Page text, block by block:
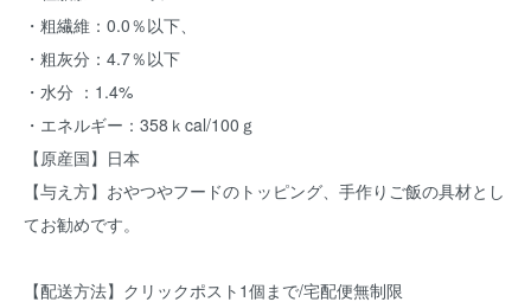
・粗繊維：0.0％以下、
・粗灰分：4.7％以下
・水分 ：1.4%
・エネルギー：358ｋcal/100ｇ
【原産国】日本
【与え方】おやつやフードのトッピング、手作りご飯の具材とし
てお勧めです。
【配送方法】クリックポスト1個まで/宅配便無制限